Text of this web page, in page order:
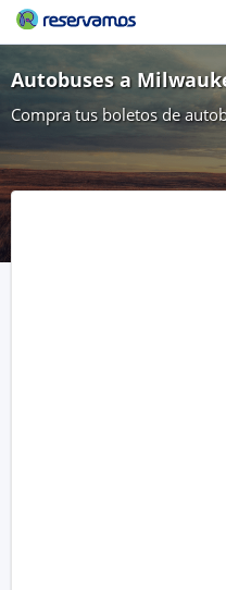
Autobuses a
Compra tus boletos de